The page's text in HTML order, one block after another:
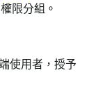
限分組。
使用者，授予